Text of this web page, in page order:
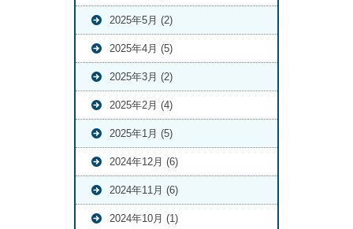
2025年5月 (2)
2025年4月 (5)
2025年3月 (2)
2025年2月 (4)
2025年1月 (5)
2024年12月 (6)
2024年11月 (6)
2024年10月 (1)